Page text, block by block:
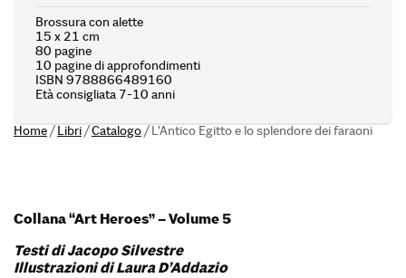
Brossura con alette
15 x 21 cm
80 pagine
10 pagine di approfondimenti
ISBN 9788866489160
Età consigliata 7-10 anni
Home/Libri/Catalogo/L’Antico Egitto e lo splendore dei faraoni
Collana “Art Heroes” – Volume 5
Testi di Jacopo Silvestre
Illustrazioni di Laura D’Addazio